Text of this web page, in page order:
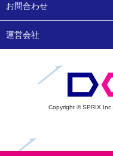
お問合わせ
運営会社
Copyright © SPRIX